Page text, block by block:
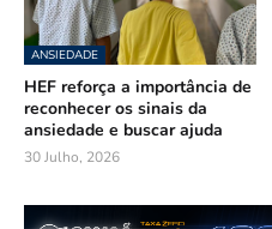
ANSIEDADE
HEF reforça a importância de
reconhecer os sinais da
ansiedade e buscar ajuda
30 Julho, 2026